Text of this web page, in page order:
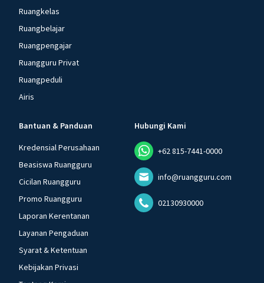
Ruangkelas
Ruangbelajar
Ruangpengajar
Ruangguru Privat
Ruangpeduli
Airis
Bantuan & Panduan
Kredensial Perusahaan
Beasiswa Ruangguru
Cicilan Ruangguru
Promo Ruangguru
Laporan Kerentanan
Layanan Pengaduan
Syarat & Ketentuan
Kebijakan Privasi
Hubungi Kami
+62 815-7441-0000
info@ruangguru.com
02130930000